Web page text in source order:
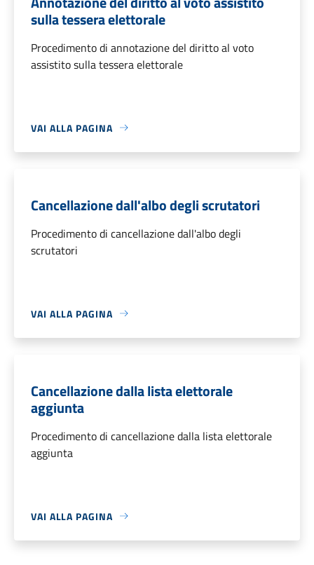
sulla tessera elettorale
Procedimento di annotazione del diritto al voto
assistito sulla tessera elettorale
VAI ALLA PAGINA
Cancellazione dall'albo degli scrutatori
Procedimento di cancellazione dall'albo degli
scrutatori
VAI ALLA PAGINA
Cancellazione dalla lista elettorale
aggiunta
Procedimento di cancellazione dalla lista elettorale
aggiunta
VAI ALLA PAGINA